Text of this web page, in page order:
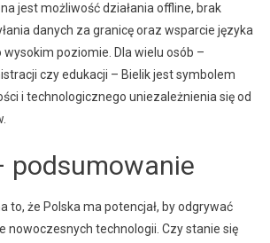
jest możliwość działania offline, brak
danych za granicę oraz wsparcie języka
poziomie. Dla wielu osób –
czy edukacji – Bielik jest symbolem
i technologicznego uniezależnienia się od
podsumowanie
to, że Polska ma potencjał, by odgrywać
nowoczesnych technologii. Czy stanie się